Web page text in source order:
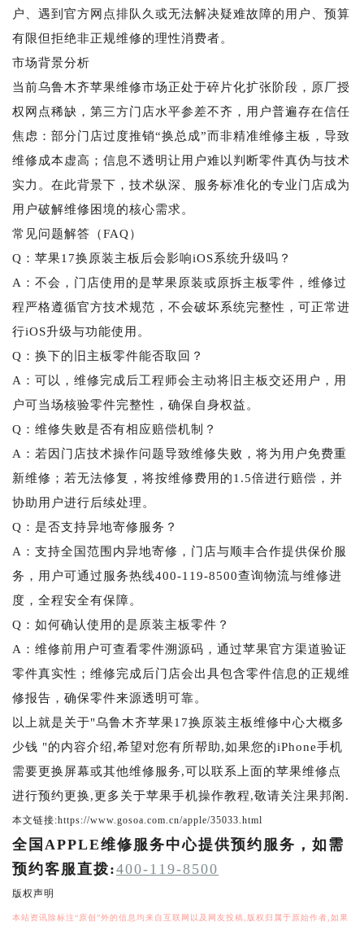
户、遇到官方网点排队久或无法解决疑难故障的用户、预算
有限但拒绝非正规维修的理性消费者。
市场背景分析
当前乌鲁木齐苹果维修市场正处于碎片化扩张阶段，原厂授
权网点稀缺，第三方门店水平参差不齐，用户普遍存在信任
焦虑：部分门店过度推销“换总成”而非精准维修主板，导致
维修成本虚高；信息不透明让用户难以判断零件真伪与技术
实力。在此背景下，技术纵深、服务标准化的专业门店成为
用户破解维修困境的核心需求。
常见问题解答（FAQ）
Q：苹果17换原装主板后会影响iOS系统升级吗？
A：不会，门店使用的是苹果原装或原拆主板零件，维修过
程严格遵循官方技术规范，不会破坏系统完整性，可正常进
行iOS升级与功能使用。
Q：换下的旧主板零件能否取回？
A：可以，维修完成后工程师会主动将旧主板交还用户，用
户可当场核验零件完整性，确保自身权益。
Q：维修失败是否有相应赔偿机制？
A：若因门店技术操作问题导致维修失败，将为用户免费重
新维修；若无法修复，将按维修费用的1.5倍进行赔偿，并
协助用户进行后续处理。
Q：是否支持异地寄修服务？
A：支持全国范围内异地寄修，门店与顺丰合作提供保价服
务，用户可通过服务热线400-119-8500查询物流与维修进
度，全程安全有保障。
Q：如何确认使用的是原装主板零件？
A：维修前用户可查看零件溯源码，通过苹果官方渠道验证
零件真实性；维修完成后门店会出具包含零件信息的正规维
修报告，确保零件来源透明可靠。
以上就是关于"乌鲁木齐苹果17换原装主板维修中心大概多
少钱 "的内容介绍,希望对您有所帮助,如果您的iPhone手机
需要更换屏幕或其他维修服务,可以联系上面的苹果维修点
进行预约更换,更多关于苹果手机操作教程,敬请关注果邦阁.
本文链接:https://www.gosoa.com.cn/apple/35033.html
全国APPLE维修服务中心提供预约服务，如需
预约客服直拨:400-119-8500
版权声明
本站资讯除标注“原创”外的信息均来自互联网以及网友投稿,版权归属于原始作者,如果